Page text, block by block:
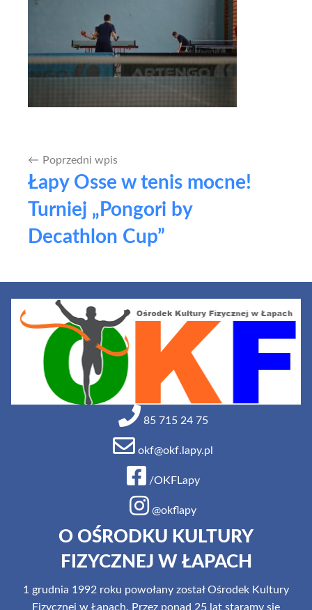
Nawigacja
wpisu
Poprzedni wpis
Łapy Osse w tenis mocne!
Turniej „Pongori by
Decathlon Cup”
85 715 24 75
okf@okf.lapy.pl
/OKFLapy
@okflapy
O OŚRODKU KULTURY
FIZYCZNEJ W ŁAPACH
1 grudnia 1992 roku powołany został Ośrodek Kultury
Fizycznej w Łapach. Przez ponad 25 lat staramy się